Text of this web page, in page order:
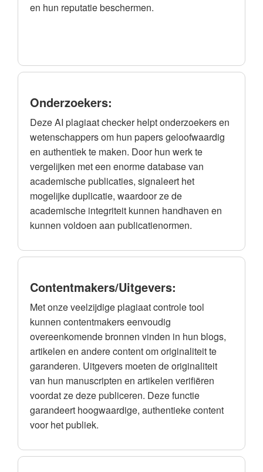
en hun reputatie beschermen.
Onderzoekers:
Deze AI plagiaat checker helpt onderzoekers en
wetenschappers om hun papers geloofwaardig
en authentiek te maken. Door hun werk te
vergelijken met een enorme database van
academische publicaties, signaleert het
mogelijke duplicatie, waardoor ze de
academische integriteit kunnen handhaven en
kunnen voldoen aan publicatienormen.
Contentmakers/Uitgevers:
Met onze veelzijdige plagiaat controle tool
kunnen contentmakers eenvoudig
overeenkomende bronnen vinden in hun blogs,
artikelen en andere content om originaliteit te
garanderen. Uitgevers moeten de originaliteit
van hun manuscripten en artikelen verifiëren
voordat ze deze publiceren. Deze functie
garandeert hoogwaardige, authentieke content
voor het publiek.